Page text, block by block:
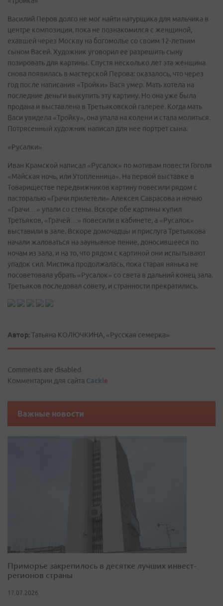
Василий Перов долго не мог найти натурщика для мальчика в
центре композиции, пока не познакомился с женщиной,
ехавшей через Москву на богомолье со своим 12-летним
сыном Васей. Художник уговорил ее разрешить сыну
позировать для картины. Спустя несколько лет эта женщина
снова появилась в мастерской Перова: оказалось, что через
год после написания «Тройки» Вася умер. Мать хотела на
последние деньги выкупить эту картину. Но она уже была
продана и выставлена в Третьяковской галерее. Когда мать
Васи увидела «Тройку», она упала на колени и стала молиться.
Потрясенный художник написал для нее портрет сына.
«Русалки»
Иван Крамской написал «Русалок» по мотивам повести Гоголя
«Майская ночь, или Утопленница». На первой выставке в
Товариществе передвижников картину повесили рядом с
пасторалью «Грачи прилетели» Алексея Саврасова и ночью
«Грачи…» упали со стены. Вскоре обе картины купил
Третьяков, «Грачей…» повесили в кабинете, а «Русалок»
выставили в зале. Вскоре домочадцы и прислуга Третьякова
начали жаловаться на заунывное пение, доносившееся по
ночам из зала, и на то, что рядом с картиной они испытывают
упадок сил. Мистика продолжалась, пока старая нянька не
посоветовала убрать «Русалок» со света в дальний конец зала.
Третьяков последовал совету, и странности прекратились.
Автор:Татьяна КОЛЮЧКИНА, «Русская семерка»
Comments are disabled
Комментарии для сайта Cackle
Важные новости
Приморье закрепилось в десятке лучших инвест-
регионов страны
17.07.2026